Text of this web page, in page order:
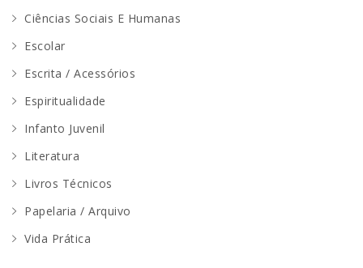
Ciências Sociais E Humanas
Escolar
Escrita / Acessórios
Espiritualidade
Infanto Juvenil
Literatura
Livros Técnicos
Papelaria / Arquivo
Vida Prática